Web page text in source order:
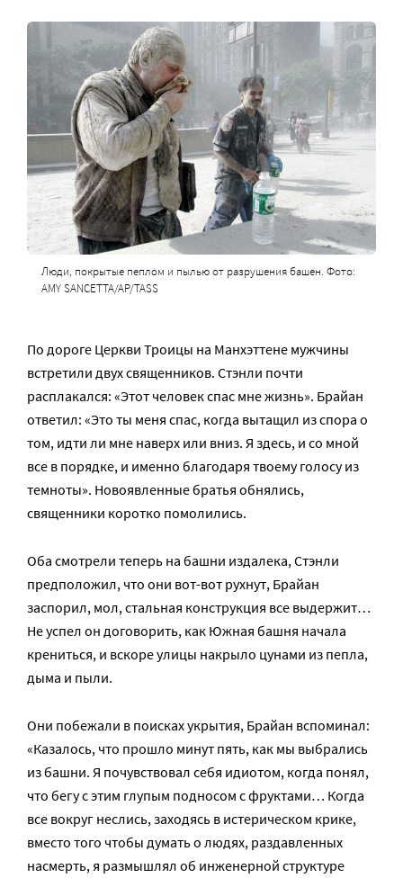
Люди, покрытые пеплом и пылью от разрушения башен. Фото:
AMY SANCETTA/AP/TASS
По дороге Церкви Троицы на Манхэттене мужчины
встретили двух священников. Стэнли почти
расплакался: «Этот человек спас мне жизнь». Брайан
ответил: «Это ты меня спас, когда вытащил из спора о
том, идти ли мне наверх или вниз. Я здесь, и со мной
все в порядке, и именно благодаря твоему голосу из
темноты». Новоявленные братья обнялись,
священники коротко помолились.
Оба смотрели теперь на башни издалека, Стэнли
предположил, что они вот-вот рухнут, Брайан
заспорил, мол, стальная конструкция все выдержит…
Не успел он договорить, как Южная башня начала
крениться, и вскоре улицы накрыло цунами из пепла,
дыма и пыли.
Они побежали в поисках укрытия, Брайан вспоминал:
«Казалось, что прошло минут пять, как мы выбрались
из башни. Я почувствовал себя идиотом, когда понял,
что бегу с этим глупым подносом с фруктами… Когда
все вокруг неслись, заходясь в истерическом крике,
вместо того чтобы думать о людях, раздавленных
насмерть, я размышлял об инженерной структуре